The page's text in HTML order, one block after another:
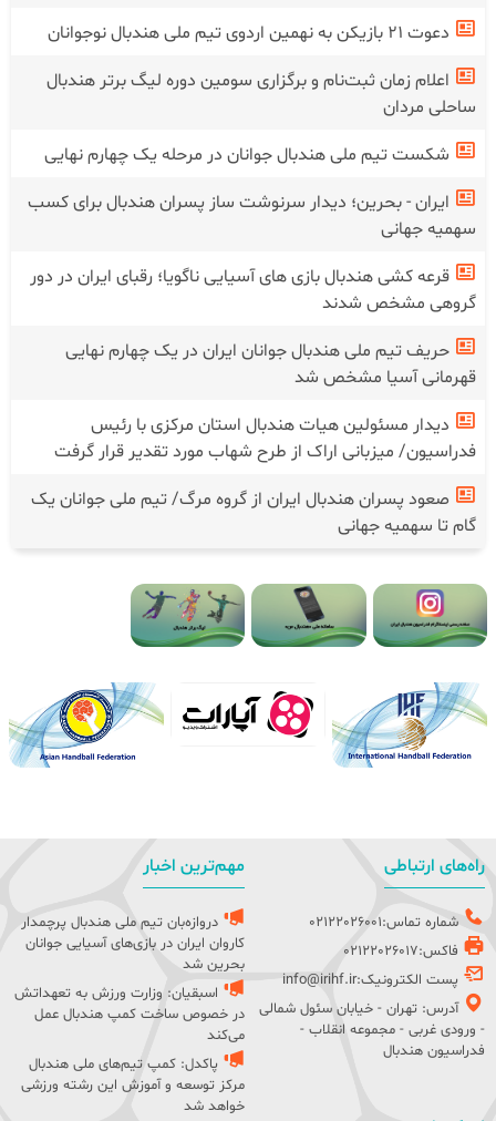
دعوت ۲۱ بازیکن به نهمین اردوی تیم ملی هندبال نوجوانان
اعلام زمان ثبت‌نام و برگزاری سومین دوره لیگ برتر هندبال
ساحلی مردان
شکست تیم ملی هندبال جوانان در‌ مرحله یک چهارم نهایی
ایران - بحرین؛ دیدار سرنوشت ساز پسران هندبال برای کسب
سهمیه جهانی
قرعه کشی هندبال بازی های آسیایی ناگویا؛ رقبای ایران در دور
گروهی مشخص شدند
حریف تیم ملی هندبال جوانان ایران در یک چهارم نهایی
قهرمانی آسیا مشخص شد
دیدار مسئولین هیات هندبال استان مرکزی با رئیس
فدراسیون/ میزبانی اراک از طرح شهاب مورد تقدیر قرار گرفت
صعود پسران هندبال ایران از گروه مرگ/ تیم ملی جوانان یک
گام تا سهمیه جهانی
راه‌های ارتباطی
شماره تماس:02122026001
فاکس:02122026017
پست الکترونیک:info@irihf.ir
آدرس: تهران - خیابان سئول شمالی
- ورودی غربی - مجموعه انقلاب -
فدراسیون هندبال
مهم‌ترین اخبار
دروازه‌بان تیم ملی هندبال پرچمدار
کاروان ایران در بازی‌های آسیایی جوانان
بحرین شد
اسبقیان: وزارت ورزش به تعهداتش
در خصوص ساخت کمپ هندبال عمل
می‌کند
پاکدل: کمپ تیم‌های ملی هندبال
مرکز توسعه و آموزش این رشته ورزشی
خواهد شد